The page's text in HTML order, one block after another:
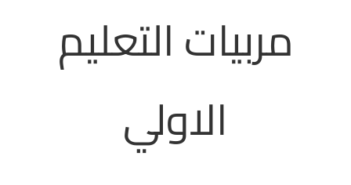
مربيات التعليم
الاولي